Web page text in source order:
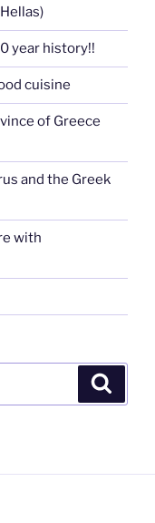
year history!!
cuisine
of Greece
and the Greek
with